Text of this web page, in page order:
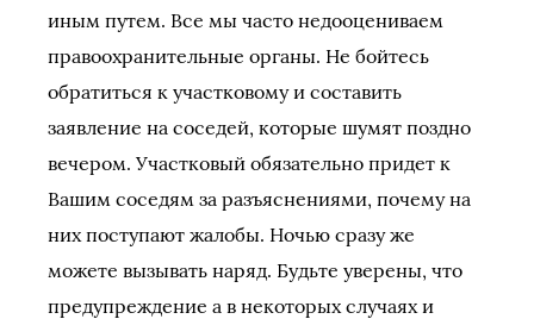
иным путем. Все мы часто недооцениваем
правоохранительные органы. Не бойтесь
обратиться к участковому и составить
заявление на соседей, которые шумят поздно
вечером. Участковый обязательно придет к
Вашим соседям за разъяснениями, почему на
них поступают жалобы. Ночью сразу же
можете вызывать наряд. Будьте уверены, что
предупреждение а в некоторых случаях и